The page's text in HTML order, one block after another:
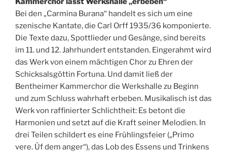
Bei den „Carmina Burana“ handelt es sich um eine
szenische Kantate, die Carl Orff 1935/36 komponierte.
Die Texte dazu, Spottlieder und Gesänge, sind bereits
im 11. und 12. Jahrhundert entstanden. Eingerahmt wird
das Werk von einem mächtigen Chor zu Ehren der
Schicksalsgöttin Fortuna. Und damit ließ der
Bentheimer Kammerchor die Werkshalle zu Beginn
und zum Schluss wahrhaft erbeben. Musikalisch ist das
Werk von raffinierter Schlichtheit: Es betont die
Harmonien und setzt auf die Kraft seiner Melodien. In
drei Teilen schildert es eine Frühlingsfeier („Primo
vere. Ûf dem anger“), das Lob des Essens und Trinkens